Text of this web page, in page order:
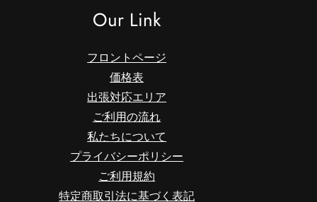
Our Link
フロントページ
価格表
出張対応エリア
ご利用の流れ
私たちについて
プライバシーポリシー
ご利用規約
特定商取引法に基づく表記